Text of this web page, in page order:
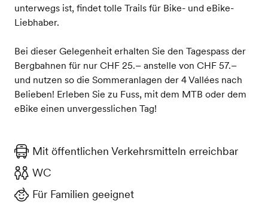
unterwegs ist, findet tolle Trails für Bike- und eBike-
Liebhaber.
Bei dieser Gelegenheit erhalten Sie den Tagespass der
Bergbahnen für nur CHF 25.– anstelle von CHF 57.–
und nutzen so die Sommeranlagen der 4 Vallées nach
Belieben! Erleben Sie zu Fuss, mit dem MTB oder dem
eBike einen unvergesslichen Tag!
Mit öffentlichen Verkehrsmitteln erreichbar
WC
Für Familien geeignet